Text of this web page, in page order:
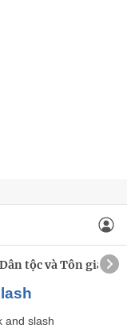
Dân tộc và Tôn giáo
and slash